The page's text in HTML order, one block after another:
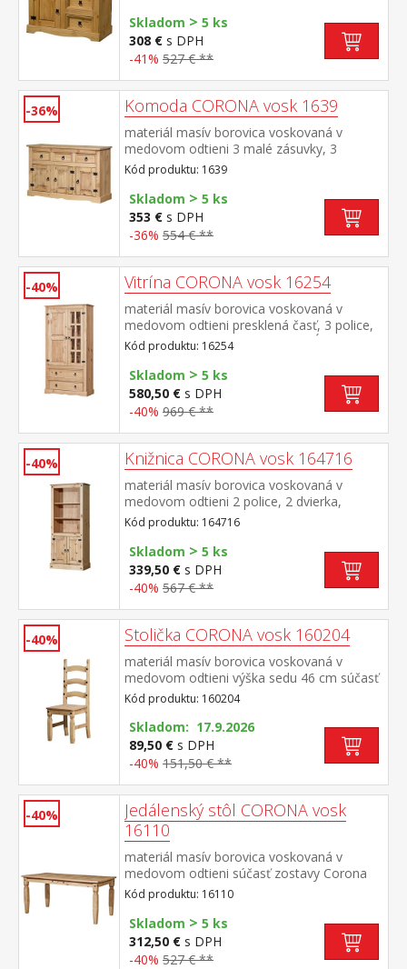
zostavy Corona
Skladom > 5 ks
308 € s DPH
-41% 527 € **
-36% Komoda CORONA vosk 1639
materiál masív borovica voskovaná v
medovom odtieni 3 malé zásuvky, 3
dvierka, 1 polica, kovové ozdobné
úchytky vhodný doplnok nadstavec
CORONA 16465 súčasť zostavy Corona
Kód produktu: 1639
Skladom > 5 ks
353 € s DPH
-36% 554 € **
-40% Vitrína CORONA vosk 16254
materiál masív borovica voskovaná v
medovom odtieni presklená časť, 3 police,
1 plná dvierka, 2 veľké zásuvky hĺbka
zásuvky 32 cm, kovové ozdobné úchytky
súčasť zostavy Corona
Kód produktu: 16254
Skladom > 5 ks
580,50 € s DPH
-40% 969 € **
-40% Knižnica CORONA vosk 164716
materiál masív borovica voskovaná v
medovom odtieni 2 police, 2 dvierka,
kovové ozdobné úchytky súčasť zostavy
Corona
Kód produktu: 164716
Skladom > 5 ks
339,50 € s DPH
-40% 567 € **
-40% Stolička CORONA vosk 160204
materiál masív borovica voskovaná v
medovom odtieni výška sedu 46 cm súčasť
zostavy Corona
Kód produktu: 160204
Skladom: 17.9.2026
89,50 € s DPH
-40% 151,50 € **
-40%
Jedálenský stôl CORONA vosk
16110
materiál masív borovica voskovaná v
medovom odtieni súčasť zostavy Corona
Kód produktu: 16110
Skladom > 5 ks
312,50 € s DPH
-40% 527 € **